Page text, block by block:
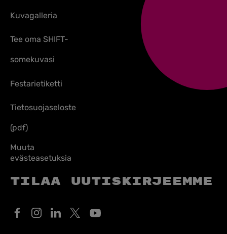
Kuvagalleria
Tee oma SHIFT-
somekuvasi
Festarietiketti
Tietosuojaseloste
(pdf)
Muuta
evästeasetuksia
Tilaa uutiskirjeemme